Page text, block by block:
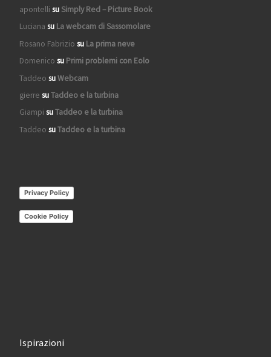
apontelli suSimply Red – Picture Book
Luciana su La webcam di Sassomolare
Rosano Fabrizio su La prima neve
Domenico su Primi problemi con Eolo
Taddeo suWebcam
gierre suTaddeo e la turbina
Giampi suTaddeo e la turbina
Taddeo suTaddeo e la turbina
Privacy Policy
Cookie Policy
Ispirazioni